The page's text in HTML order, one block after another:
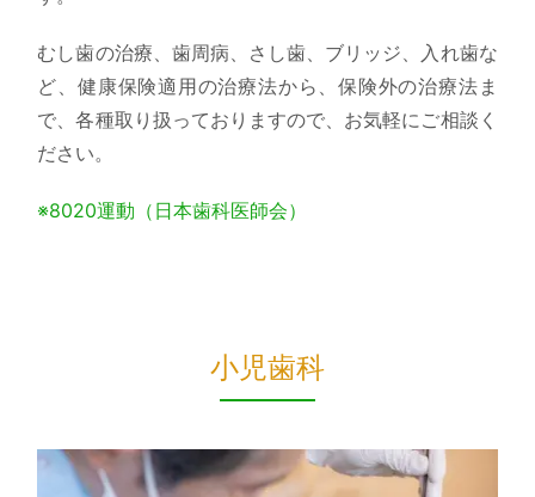
むし歯の治療、歯周病、さし歯、ブリッジ、入れ歯な
ど、健康保険適用の治療法から、保険外の治療法ま
で、各種取り扱っておりますので、お気軽にご相談く
ださい。
※8020運動（日本歯科医師会）
小児歯科